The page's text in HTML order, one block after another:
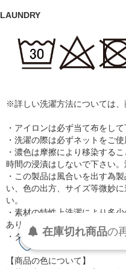
LAUNDRY
※詳しい洗濯方法については、
・アイロンは必ず当て布をして
・洗濯の際は必ずネットをご
・濃色は摩擦により移染する
時間の浸漬はしないで下さい
・この製品は風合いを出す為
い、色の出方、サイズ等微妙
い。
・素材の特性上洗濯により多
ありますのでお洗濯後は形を整
・タンブラー乾燥はお避け下
【商品の色について】
在庫切れ商品の